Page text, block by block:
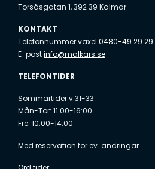
Torsåsgatan 1, 392 39 Kalmar
KONTAKT
Telefonnummer växel 0480-49 29 29
E-postinfo@malkars.se
TELEFONTIDER
Sommartider v.31-33:
Mån-Tor: 11:00-16:00
Fre: 10:00-14:00
Med reservation för ev. ändringar.